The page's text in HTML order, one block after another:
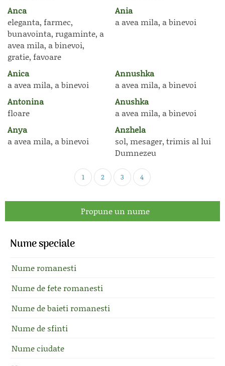
Anca
eleganta, farmec,
bunavointa, rugaminte, a
avea mila, a binevoi,
gratie, favoare
Ania
a avea mila, a binevoi
Anica
a avea mila, a binevoi
Annushka
a avea mila, a binevoi
Antonina
floare
Anushka
a avea mila, a binevoi
Anya
a avea mila, a binevoi
Anzhela
sol, mesager, trimis al lui
Dumnezeu
1 2 3 4
Propune un nume
Nume speciale
Nume romanesti
Nume de fete romanesti
Nume de baieti romanesti
Nume de sfinti
Nume ciudate